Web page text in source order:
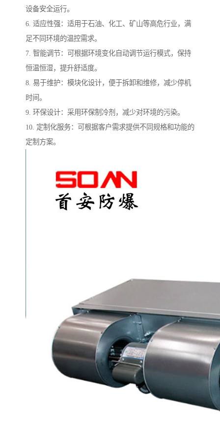
设备安全运行。
6. 适应性强：适用于石油、化工、矿山等高危行业，满
足不同环境的温控需求。
7. 智能调节：可根据环境变化自动调节运行模式，保持
恒温恒湿，提升舒适度。
8. 易于维护：模块化设计，便于拆卸和维修，减少停机
时间。
9. 环保设计：采用环保制冷剂，减少对环境的污染。
10. 定制化服务：可根据客户需求提供不同规格和功能的
定制方案。